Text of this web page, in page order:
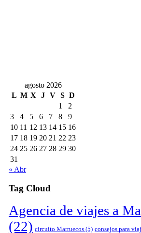
agosto 2026
L M X J V S D
1
2
3
4 5 6 7 8
9
10 11 12 13 14 15 16
17 18 19 20 21 22 23
24 25 26 27 28 29 30
31
« Abr
Tag Cloud
Agencia de viajes a
(22) circuito Marruecos (5) consejos para